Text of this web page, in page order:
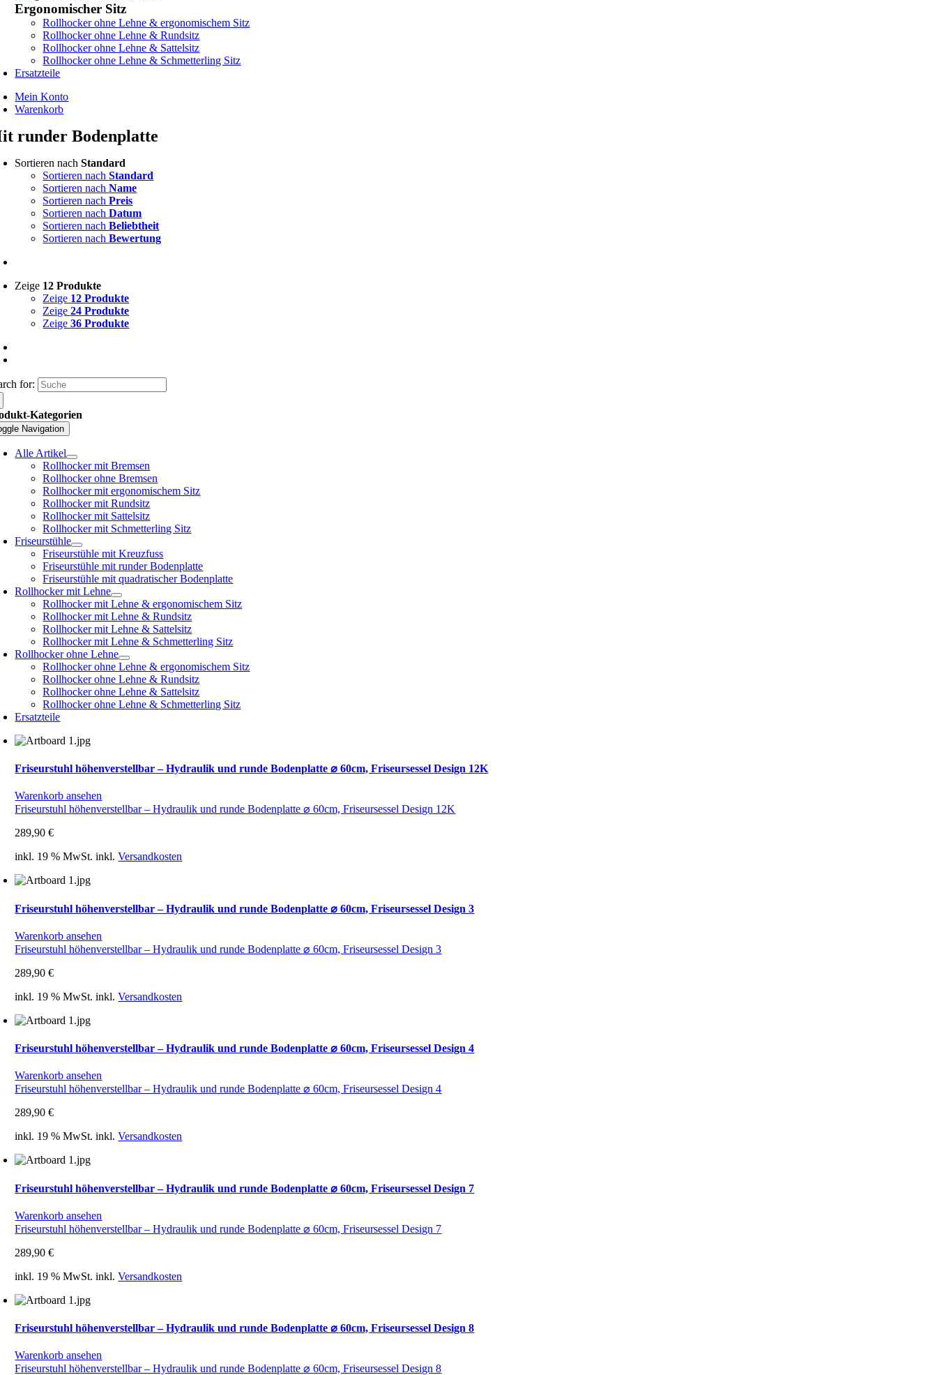
Ergonomischer Sitz
Rollhocker ohne Lehne & ergonomischem Sitz
Rollhocker ohne Lehne & Rundsitz
Rollhocker ohne Lehne & Sattelsitz
Rollhocker ohne Lehne & Schmetterling Sitz
Ersatzteile
Mein Konto
Warenkorb
runder Bodenplatte
Sortieren nachStandard
Sortieren nachStandard
Sortieren nachName
Sortieren nachPreis
Sortieren nachDatum
Sortieren nachBeliebtheit
Sortieren nachBewertung
Zeige 12 Produkte
Zeige 12 Produkte
Zeige24 Produkte
Zeige36 Produkte
for:
Kategorien
Navigation
Alle Artikel
Rollhocker mit Bremsen
Rollhocker ohne Bremsen
Rollhocker mit ergonomischem Sitz
Rollhocker mit Rundsitz
Rollhocker mit Sattelsitz
Rollhocker mit Schmetterling Sitz
Friseurstühle
Friseurstühle mit Kreuzfuss
Friseurstühle mit runder Bodenplatte
Friseurstühle mit quadratischer Bodenplatte
Rollhocker mit Lehne
Rollhocker mit Lehne & ergonomischem Sitz
Rollhocker mit Lehne & Rundsitz
Rollhocker mit Lehne & Sattelsitz
Rollhocker mit Lehne & Schmetterling Sitz
Rollhocker ohne Lehne
Rollhocker ohne Lehne & ergonomischem Sitz
Rollhocker ohne Lehne & Rundsitz
Rollhocker ohne Lehne & Sattelsitz
Rollhocker ohne Lehne & Schmetterling Sitz
Ersatzteile
Friseurstuhl höhenverstellbar – Hydraulik und runde Bodenplatte ⌀ 60cm, Friseursessel Design 12K
Warenkorb ansehen
Friseurstuhl höhenverstellbar – Hydraulik und runde Bodenplatte ⌀ 60cm, Friseursessel Design 12K
289,90€
inkl. 19 % MwSt. inkl.Versandkosten
Friseurstuhl höhenverstellbar – Hydraulik und runde Bodenplatte ⌀ 60cm, Friseursessel Design 3
Warenkorb ansehen
Friseurstuhl höhenverstellbar – Hydraulik und runde Bodenplatte ⌀ 60cm, Friseursessel Design 3
289,90€
inkl. 19 % MwSt. inkl.Versandkosten
Friseurstuhl höhenverstellbar – Hydraulik und runde Bodenplatte ⌀ 60cm, Friseursessel Design 4
Warenkorb ansehen
Friseurstuhl höhenverstellbar – Hydraulik und runde Bodenplatte ⌀ 60cm, Friseursessel Design 4
289,90€
inkl. 19 % MwSt. inkl.Versandkosten
Friseurstuhl höhenverstellbar – Hydraulik und runde Bodenplatte ⌀ 60cm, Friseursessel Design 7
Warenkorb ansehen
Friseurstuhl höhenverstellbar – Hydraulik und runde Bodenplatte ⌀ 60cm, Friseursessel Design 7
289,90€
inkl. 19 % MwSt. inkl.Versandkosten
Friseurstuhl höhenverstellbar – Hydraulik und runde Bodenplatte ⌀ 60cm, Friseursessel Design 8
Warenkorb ansehen
Friseurstuhl höhenverstellbar – Hydraulik und runde Bodenplatte ⌀ 60cm, Friseursessel Design 8